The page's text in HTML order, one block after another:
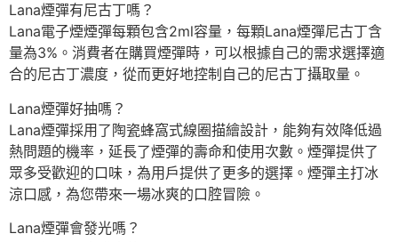
Lana煙彈有尼古丁嗎？
Lana電子煙煙彈每顆包含2ml容量，每顆Lana煙彈尼古丁含
量為3%。消費者在購買煙彈時，可以根據自己的需求選擇適
合的尼古丁濃度，從而更好地控制自己的尼古丁攝取量。
Lana煙彈好抽嗎？
Lana煙彈採用了陶瓷蜂窩式線圈描繪設計，能夠有效降低過
熱問題的機率，延長了煙彈的壽命和使用次數。煙彈提供了
眾多受歡迎的口味，為用戶提供了更多的選擇。煙彈主打冰
涼口感，為您帶來一場冰爽的口腔冒險。
Lana煙彈會發光嗎？